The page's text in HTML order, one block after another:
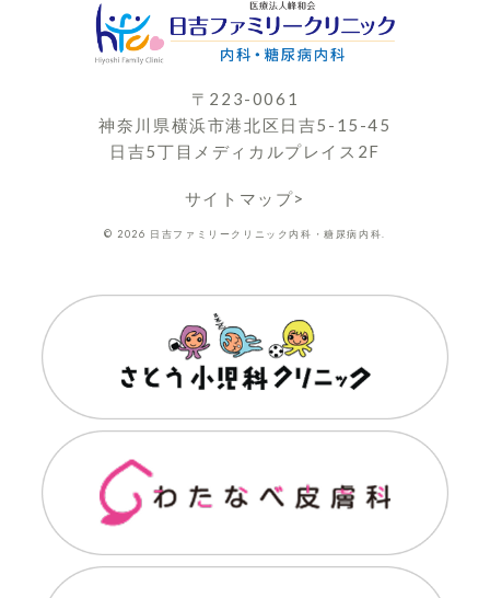
〒223-0061
神奈川県横浜市港北区日吉5-15-45
日吉5丁目メディカルプレイス2F
サイトマップ>
© 2026 日吉ファミリークリニック内科・糖尿病内科.